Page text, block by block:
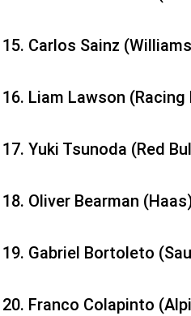
Carlos Sainz
Liam Lawson
Yuki Tsunoda (Red
Oliver Bearman
Gabriel Bortoleto
Franco Colapinto